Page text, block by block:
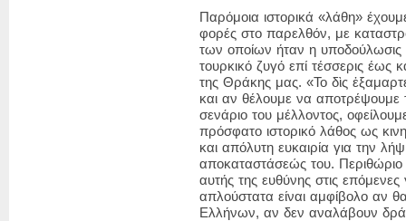
Παρόμοια ιστορικά «λάθη»
φορές στο παρελθόν, με
των οποίων ήταν η
τουρκικό ζυγό επί τέσσερις έως
της Θράκης μας. «Το δὶς
και αν θέλουμε να αποτρέψουμε
σενάριο του μέλλοντος,
πρόσφατο ιστορικό λάθος ως
και απόλυτη ευκαιρία για την
αποκαταστάσεώς του.
αυτής της ευθύνης στις επόμενες
απλούστατα είναι αμφίβολο αν
Ελλήνων, αν δεν αναλάβουν